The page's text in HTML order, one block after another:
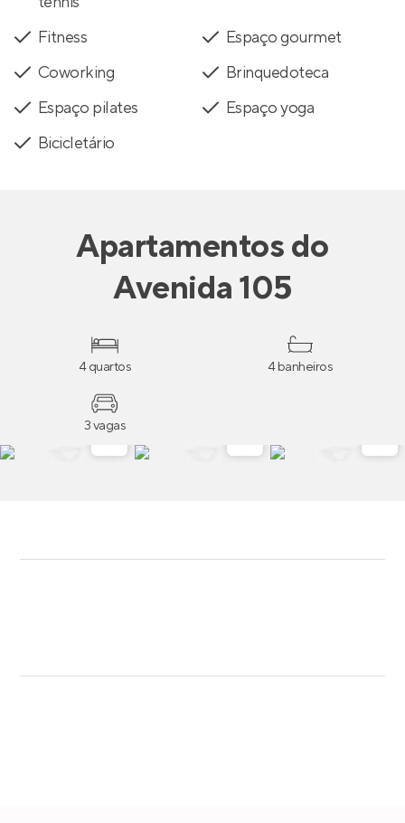
Fitness
Espaço gourmet
Coworking
Brinquedoteca
Espaço pilates
Espaço yoga
Bicicletário
Apartamentosdo
Avenida 105
4 quartos 4 banheiros
3 vagas